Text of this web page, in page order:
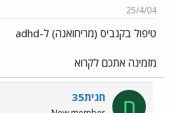
ש
א
ר
25/4/04
טיפול בקנביס (מריחואנה) ל-adhd
מזמינה אתכם לקרוא
ח חגית35